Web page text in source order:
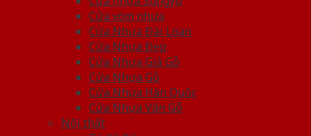
Cửa vòm nhựa
Cửa Nhựa Đài Loan
Cửa Nhựa Đẹp
Cửa Nhựa Giả Gỗ
Cửa Nhựa Gỗ
Cửa Nhựa Hàn Quốc
Cửa Nhựa Vân Gỗ
Nội thất